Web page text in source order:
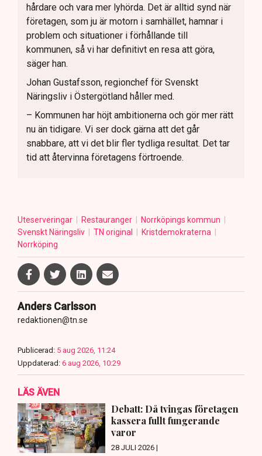
hårdare och vara mer lyhörda. Det är alltid synd när
företagen, som ju är motorn i samhället, hamnar i
problem och situationer i förhållande till
kommunen, så vi har definitivt en resa att göra,
säger han.
Johan Gustafsson, regionchef för Svenskt
Näringsliv i Östergötland håller med.
– Kommunen har höjt ambitionerna och gör mer rätt
nu än tidigare. Vi ser dock gärna att det går
snabbare, att vi det blir fler tydliga resultat. Det tar
tid att återvinna företagens förtroende.
Uteserveringar Restauranger
Norrköpings kommun
Svenskt Näringsliv
TN original
Kristdemokraterna
Norrköping
Anders Carlsson
redaktionen@tn.se
Publicerad: 5 aug 2026, 11:24
Uppdaterad: 6 aug 2026, 10:29
LÄS ÄVEN
Debatt: Då tvingas företagen
kassera fullt fungerande
varor
28 JULI 2026 |